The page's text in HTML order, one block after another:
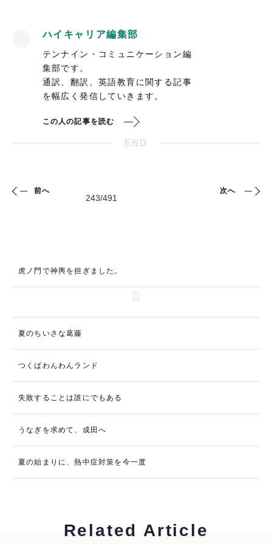
ハイキャリア編集部
テンナイン・コミュニケーション編
集部です。
通訳、翻訳、英語教育に関する記事
を幅広く発信していきます。
この人の記事を読む
END
前へ 次へ
虎ノ門で神輿を担ぎました。
夏のちいさな葛藤
つくばわんわんランド
失敗することは誰にでもある
うなぎを求めて、成田へ
夏の始まりに、熱中症対策を今一度
Related Article